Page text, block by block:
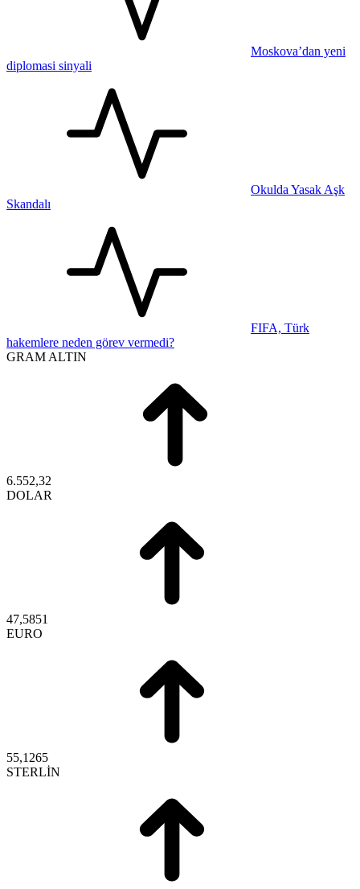
Moskova’dan yeni
diplomasi sinyali
Okulda Yasak Aşk
Skandalı
FIFA, Türk
hakemlere neden görev vermedi?
GRAM ALTIN
6.552,32
DOLAR
47,5851
EURO
55,1265
STERLİN